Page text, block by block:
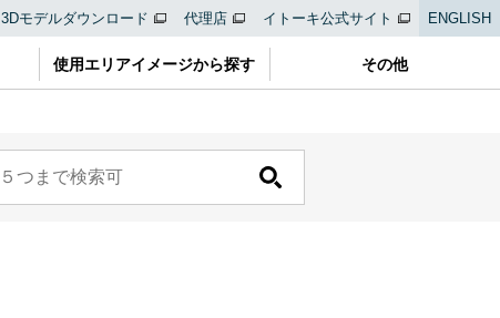
3Dモデルダウンロード 代理店 イトーキ公式サイト ENGLISH
使用エリアイメージから探す その他